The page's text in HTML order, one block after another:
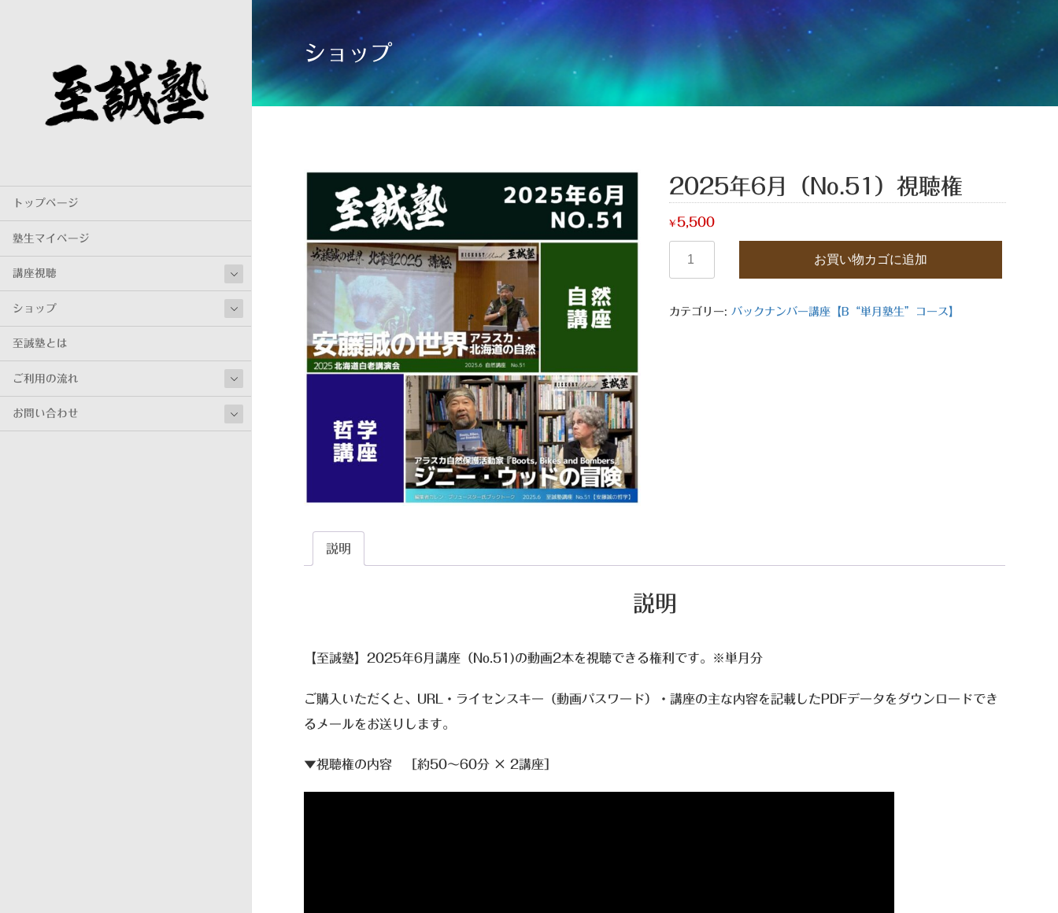
トップページ
塾生マイページ
講座視聴
ショップ
至誠塾とは
ご利用の流れ
お問い合わせ
ショップ
2025年6月（No.51）視聴権
¥ 5,500
お買い物カゴに追加
カテゴリー: バックナンバー講座【B“単月塾生”コース】
説明
説明
【至誠塾】2025年6月講座（No.51)の動画2本を視聴できる権利です。※単月分
ご購入いただくと、URL・ライセンスキー（動画パスワード）・講座の主な内容を記載したPDFデータをダウンロードでき
るメールをお送りします。
▼視聴権の内容 ［約50～60分 × 2講座］